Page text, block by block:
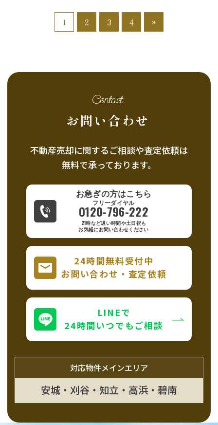
1 2 3 4 »
Contact
お問い合わせ
不動産売却に関するご相談や査定依頼は
無料で承っております。
お急ぎの方はこちら
0120-796-222
21時など遅い時間や土日祝も
お気軽にお問い合わせください
24時間無料受付中
お問い合わせ・査定依頼
LINEで
24時間いつでもご相談
対応物件メインエリア
安城・刈谷・知立・高浜・碧南